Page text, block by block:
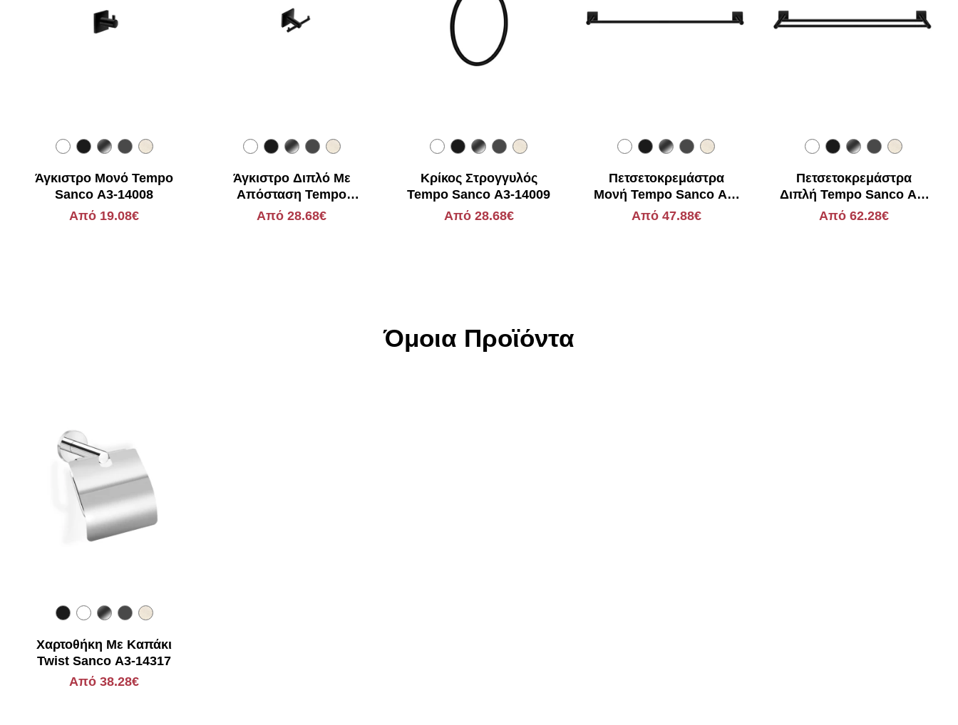
Άγκιστρο Μονό Tempo
Sanco Α3-14008
Από 19.08€
Άγκιστρο Διπλό Με
Απόσταση Tempo
Sanco Α3-14068
Από 28.68€
Κρίκος Στρογγυλός
Tempo Sanco Α3-14009
Από 28.68€
Πετσετοκρεμάστρα
Μονή Tempo Sanco Α3-
14004
Από 47.88€
Πετσετοκρεμάστρα
Διπλή Tempo Sanco Α3-
14005
Από 62.28€
Όμοια Προϊόντα
Χαρτοθήκη Με Καπάκι
Twist Sanco Α3-14317
Από 38.28€